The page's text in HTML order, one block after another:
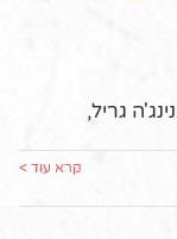
גריל,
קרא עוד >